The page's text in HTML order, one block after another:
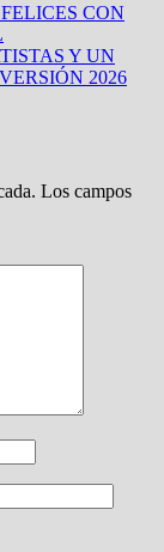
CON
Y UN
2026
Los campos